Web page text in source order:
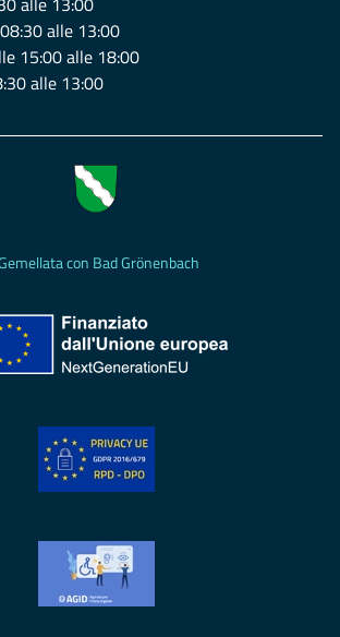
alle 13:00
15:00 alle 18:00
alle 13:00
con Bad Grönenbach